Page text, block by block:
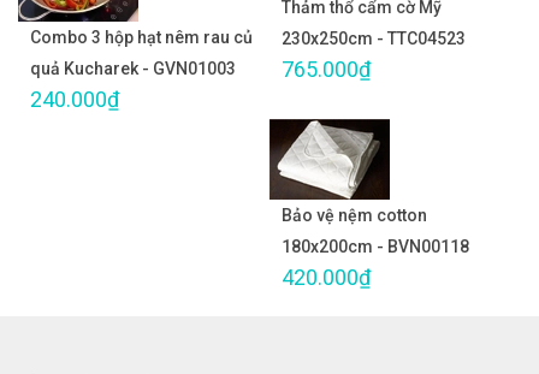
Combo 3 hộp hạt nêm rau củ
quả Kucharek - GVN01003
240.000₫
Thảm thổ cẩm cờ Mỹ
230x250cm - TTC04523
765.000₫
Bảo vệ nệm cotton
180x200cm - BVN00118
420.000₫